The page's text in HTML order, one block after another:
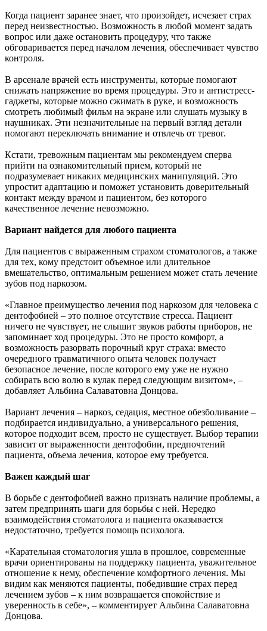
Когда пациент заранее знает, что произойдет, исчезает страх
перед неизвестностью. Возможность в любой момент задать
вопрос или даже остановить процедуру, что также
обговаривается перед началом лечения, обеспечивает чувство
контроля.
В арсенале врачей есть инструменты, которые помогают
снижать напряжение во время процедуры. Это и антистресс-
гаджеты, которые можно сжимать в руке, и возможность
смотреть любимый фильм на экране или слушать музыку в
наушниках. Эти незначительные на первый взгляд детали
помогают переключать внимание и отвлечь от тревог.
Кстати, тревожным пациентам мы рекомендуем сперва
прийти на ознакомительный прием, который не
подразумевает никаких медицинских манипуляций. Это
упростит адаптацию и поможет установить доверительный
контакт между врачом и пациентом, без которого
качественное лечение невозможно.
Вариант найдется для любого пациента
Для пациентов с выраженным страхом стоматологов, а также
для тех, кому предстоит объемное или длительное
вмешательство, оптимальным решением может стать лечение
зубов под наркозом.
«Главное преимущество лечения под наркозом для человека с
дентофобией – это полное отсутствие стресса. Пациент
ничего не чувствует, не слышит звуков работы приборов, не
запоминает ход процедуры. Это не просто комфорт, а
возможность разорвать порочный круг страха: вместо
очередного травматичного опыта человек получает
безопасное лечение, после которого ему уже не нужно
собирать всю волю в кулак перед следующим визитом», –
добавляет Альбина Салаватовна Донцова.
Вариант лечения – наркоз, седация, местное обезболивание –
подбирается индивидуально, а универсального решения,
которое подходит всем, просто не существует. Выбор терапии
зависит от выраженности дентофобии, предпочтений
пациента, объема лечения, которое ему требуется.
Важен каждый шаг
В борьбе с дентофобией важно признать наличие проблемы, а
затем предпринять шаги для борьбы с ней. Нередко
взаимодействия стоматолога и пациента оказывается
недостаточно, требуется помощь психолога.
«Карательная стоматология ушла в прошлое, современные
врачи ориентированы на поддержку пациента, уважительное
отношение к нему, обеспечение комфортного лечения. Мы
видим как меняются пациенты, победившие страх перед
лечением зубов – к ним возвращается спокойствие и
уверенность в себе», – комментирует Альбина Салаватовна
Донцова.